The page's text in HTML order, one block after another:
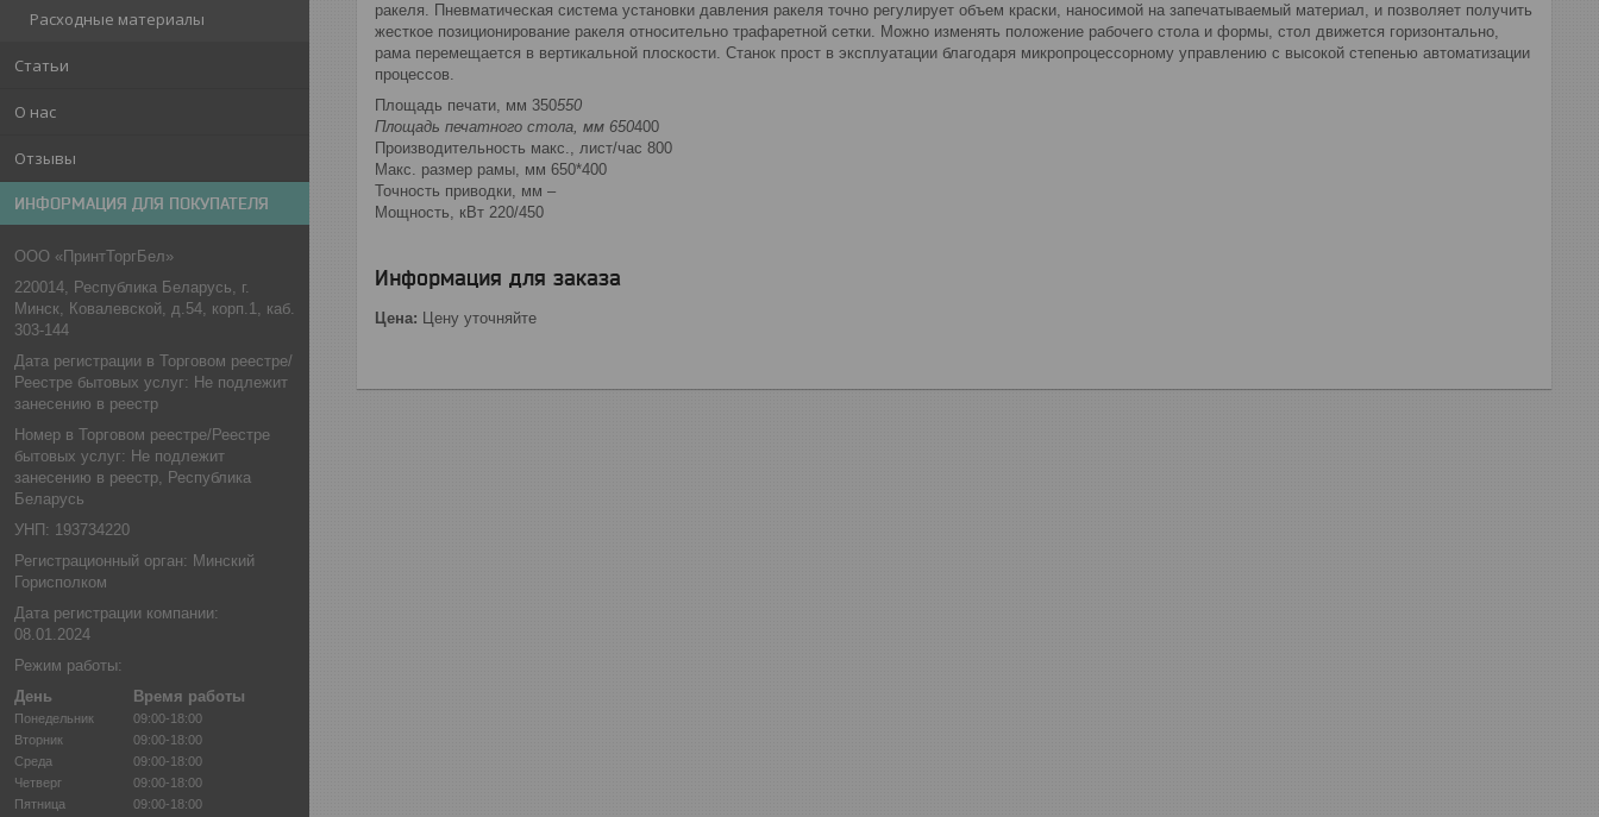
Расходные материалы
Статьи
О нас
Отзывы
ИНФОРМАЦИЯ ДЛЯ ПОКУПАТЕЛЯ
ООО «ПринтТоргБел»
220014, Республика Беларусь, г.
Минск, Ковалевской, д.54, корп.1, каб.
303-144
Дата регистрации в Торговом реестре/
Реестре бытовых услуг: Не подлежит
занесению в реестр
Номер в Торговом реестре/Реестре
бытовых услуг: Не подлежит
занесению в реестр, Республика
Беларусь
УНП: 193734220
Регистрационный орган: Минский
Горисполком
Дата регистрации компании:
08.01.2024
Режим работы:
День
Время работы
Понедельник
09:00-18:00
Вторник
09:00-18:00
Среда
09:00-18:00
Четверг
09:00-18:00
Пятница
09:00-18:00
ракеля. Пневматическая система установки давления ракеля точно регулирует объем краски, наносимой на запечатываемый материал, и позволяет получить
жесткое позиционирование ракеля относительно трафаретной сетки. Можно изменять положение рабочего стола и формы, стол движется горизонтально,
рама перемещается в вертикальной плоскости. Станок прост в эксплуатации благодаря микропроцессорному управлению с высокой степенью автоматизации
процессов.
Площадь печати, мм 350550
Площадь печатного стола, мм 650400
Производительность макс., лист/час 800
Макс. размер рамы, мм 650*400
Точность приводки, мм –
Мощность, кВт 220/450
Информация для заказа
Цена: Цену уточняйте